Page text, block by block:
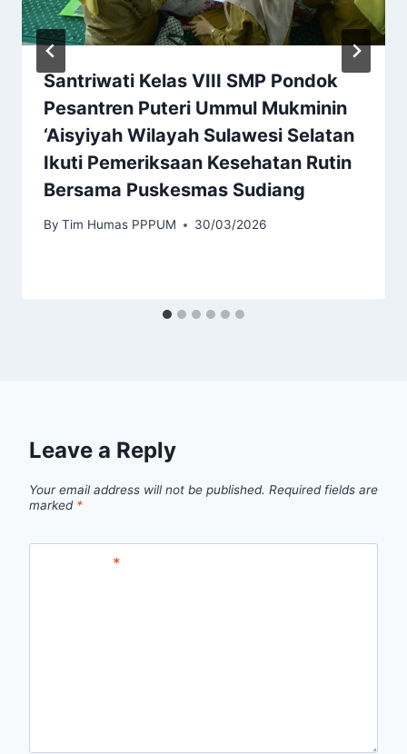
Santriwati Kelas VIII SMP Pondok
Pesantren Puteri Ummul Mukminin
‘Aisyiyah Wilayah Sulawesi Selatan
Ikuti Pemeriksaan Kesehatan Rutin
Bersama Puskesmas Sudiang
By Tim Humas PPPUM 30/03/2026
Leave a Reply
Your email address will not be published. Required fields are
marked *
*